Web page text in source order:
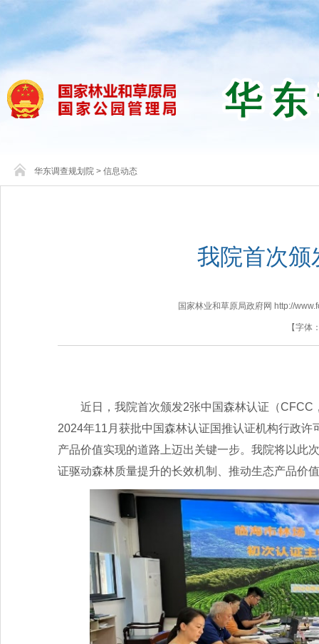
华东调查规划院 > 信息动态
我院首次颁
国家林业和草原局政府网 http://
【字体
近日，我院首次颁发2张中国森林认证（
2024年11月获批中国森林认证国推认证机构行政
产品价值实现的道路上迈出关键一步。我院将以此
证驱动森林质量提升的长效机制、推动生态产品价